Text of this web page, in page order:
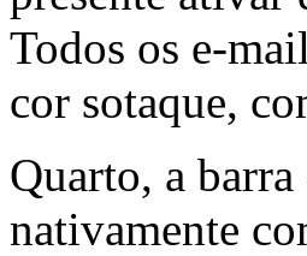
Todos os e-
cor sotaque,
Quarto, a
nativamente